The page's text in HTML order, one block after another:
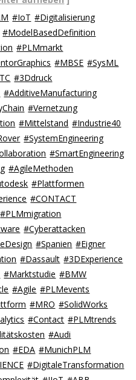
#IoT #Digitalisierung
#ModelBasedDefinition
#PLMmarkt
#MBSE #SysML
#3Ddruck
#AdditiveManufacturing
#Vernetzung
#Mittelstand #Industrie40
#SystemEngineering
#SmartEngineering
#AgileMethoden
#Plattformen
#CONTACT
#PLMmigration
#Cyberattacken
#Spanien #Eigner
#Dassault #3DExperience
#Marktstudie #BMW
#Agile #PLMevents
#MRO #SolidWorks
#Contact #PLMtrends
#Audi
#EDA #MunichPLM
#DigitaleTransformation